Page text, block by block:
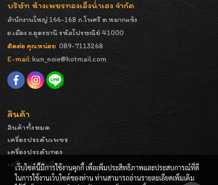
บริษัท ห้างเพชรทองเอ็งน่ำเฮง จำกัด
สำนักงานใหญ่ 166-168 ถ.โพศรี ต.หมากแข้ง
อ.เมือง จ.อุดรธานี รหัสไปรษณีย์ 41000
ติดต่อ คุณหน่อย 089-7113268
E-mail: kun_noie@hotmail.com
สินค้า
สินค้าทั้งหมด
เครื่องประดับเพชร
เครื่องประดับทอง
เครื่องประดับอื่นๆ
เว็บไซต์นี้มีการใช้งานคุกกี้ เพื่อเพิ่มประสิทธิภาพและประสบการณ์ที่ดี
ในการใช้งานเว็บไซต์ของท่าน ท่านสามารถอ่านรายละเอียดเพิ่มเติม